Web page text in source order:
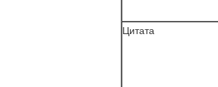
Цитата